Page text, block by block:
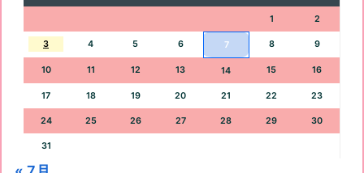
1 2
3 4 5 6 7 8 9
10 11 12 13 14 15 16
17 18 19 20 21 22 23
24 25 26 27 28 29 30
31